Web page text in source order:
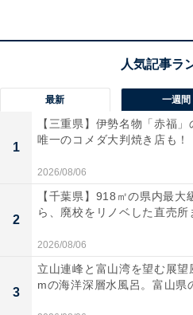
「狭山郷温泉 虹の湯 大阪
「狭山郷温泉 虹の湯 大阪狭
最新 一週間
1
【三重県】伊勢名物「赤福
唯一のコメダ大判焼き店も！
2026/08/06
2
【千葉県】918㎡の県内最大
ら、廃校をリノベした直売所
2026/08/06
3
立山連峰と富山湾を望む展
mの海洋深層水風呂。富山県